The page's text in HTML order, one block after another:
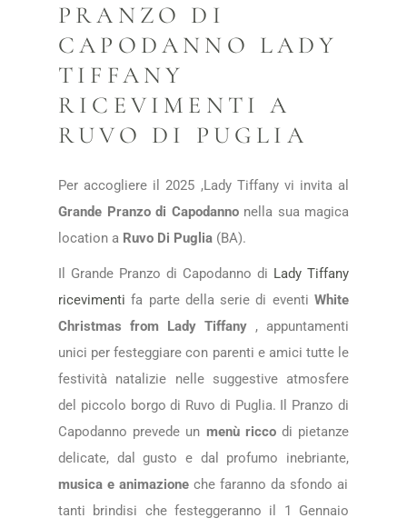
PRANZO DI
CAPODANNO LADY
TIFFANY
RICEVIMENTI A
RUVO DI PUGLIA
Per accogliere il 2025 ,Lady Tiffany vi invita al
Grande Pranzo di Capodannonella sua magica
location a Ruvo Di Puglia (BA).
Il Grande Pranzo di Capodanno di Lady Tiffany
ricevimenti fa parte della serie di eventi White
Christmas from Lady Tiffany , appuntamenti
unici per festeggiare con parenti e amici tutte le
festività natalizie nelle suggestive atmosfere
del piccolo borgo di Ruvo di Puglia. Il Pranzo di
Capodanno prevede un menù riccodi pietanze
delicate, dal gusto e dal profumo inebriante,
musica e animazione che faranno da sfondo ai
tanti brindisi che festeggeranno il 1 Gennaio